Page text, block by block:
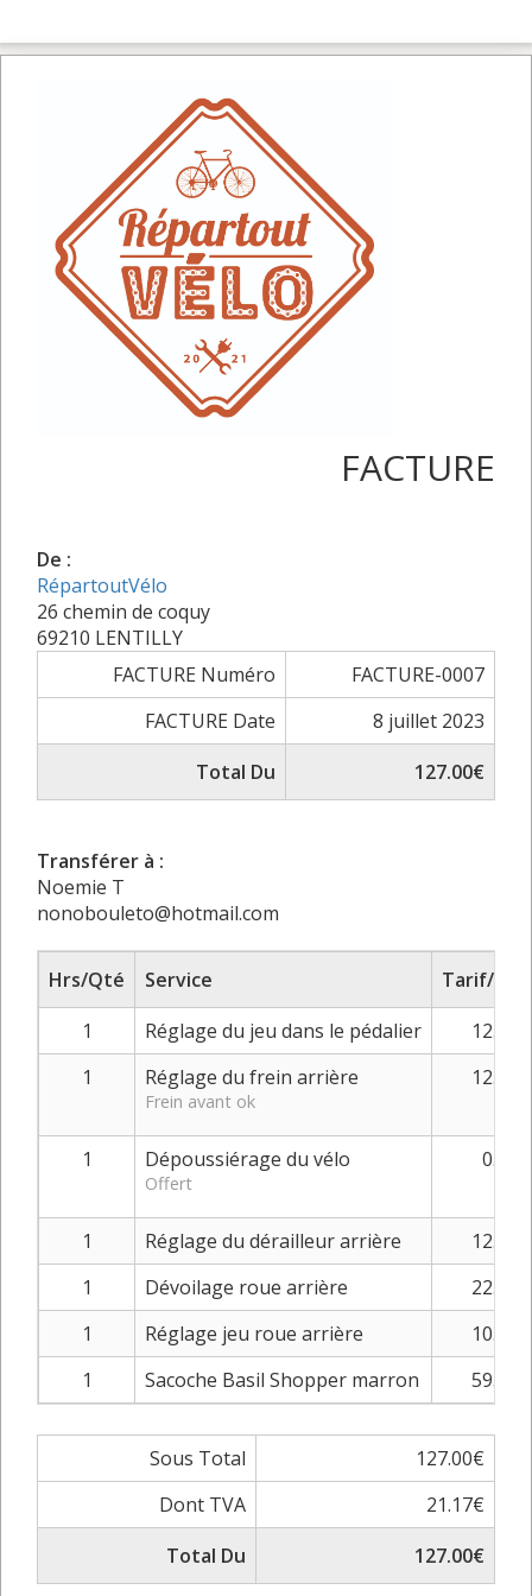
FACTURE
De :
RépartoutVélo
26 chemin de coquy
69210 LENTILLY
FACTURE Numéro
FACTURE-0007
FACTURE Date
8 juillet 2023
Total Du
127.00€
Transférer à :
Noemie T
nonobouleto@hotmail.com
Hrs/Qté Service
Tarif/Prix
1
Réglage du jeu dans le pédalier
12.00€
1
Réglage du frein arrière
Frein avant ok
12.00€
1 Dépoussiérage du vélo
Offert
0.00€
1 Réglage du dérailleur arrière
12.00€
1
Dévoilage roue arrière
22.00€
1
Réglage jeu roue arrière
10.00€
1
Sacoche Basil Shopper marron 59.00€
Sous Total
127.00€
Dont TVA
21.17€
Total Du
127.00€